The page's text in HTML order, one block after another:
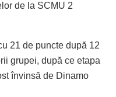
de la SCMU 2
21 de puncte după 12
grupei, după ce etapa
învinsă de Dinamo